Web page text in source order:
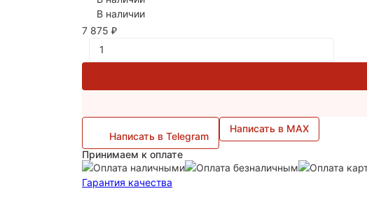
В наличии
7 875 ₽
Написать в Telegram
Написать в MAX
Принимаем к оплате
Гарантия качества